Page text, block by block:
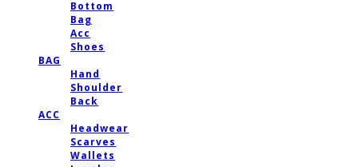
Bottom
Bag
Acc
Shoes
BAG
Hand
Shoulder
Back
ACC
Headwear
Scarves
Wallets